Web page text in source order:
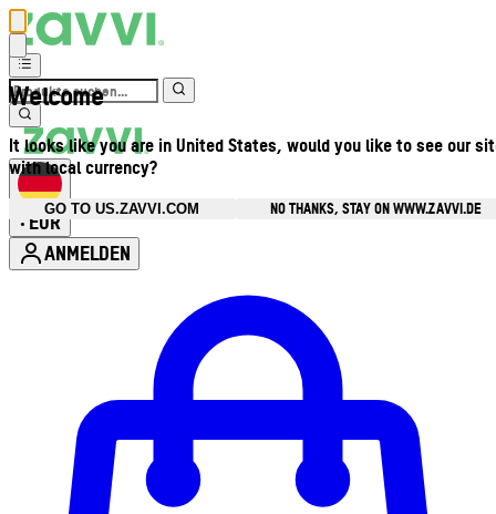
Welcome
It looks like you are in United States, would you like to see our
with local currency?
GO TO US.ZAVVI.COM
NO THANKS, STAY ON WWW.ZAVVI.DE
• EUR
ANMELDEN